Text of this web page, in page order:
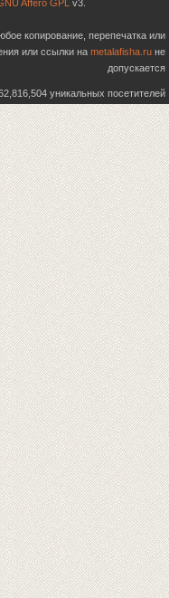
Affero GPL
v3.
копирование, перепечатка или
или ссылки на metalafisha.ru не
допускается
уникальных посетителей